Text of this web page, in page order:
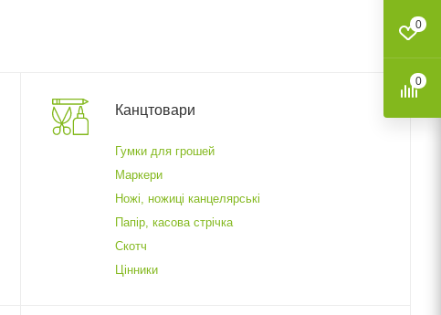
Канцтовари
Гумки для грошей
Маркери
Ножі, ножиці канцелярські
Папір, касова стрічка
Скотч
Цінники
0
0